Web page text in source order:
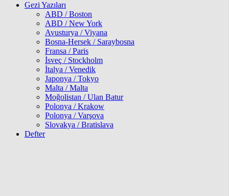
Gezi Yazıları
ABD / Boston
ABD / New York
Avusturya / Viyana
Bosna-Hersek / Saraybosna
Fransa / Paris
İsveç / Stockholm
İtalya / Venedik
Japonya / Tokyo
Malta / Malta
Moğolistan / Ulan Batur
Polonya / Krakow
Polonya / Varşova
Slovakya / Bratislava
Defter